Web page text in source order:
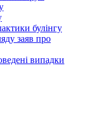
булінгу
заяв про
випадки